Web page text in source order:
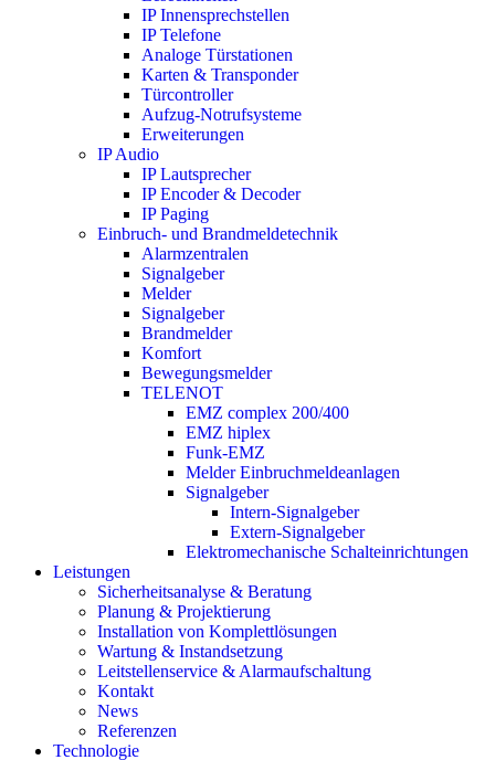
IP Innensprechstellen
IP Telefone
Analoge Türstationen
Karten & Transponder
Türcontroller
Aufzug-Notrufsysteme
Erweiterungen
IP Audio
IP Lautsprecher
IP Encoder & Decoder
IP Paging
Einbruch- und Brandmeldetechnik
Alarmzentralen
Signalgeber
Melder
Signalgeber
Brandmelder
Komfort
Bewegungsmelder
TELENOT
EMZ complex 200/400
EMZ hiplex
Funk-EMZ
Melder Einbruchmeldeanlagen
Signalgeber
Intern-Signalgeber
Extern-Signalgeber
Elektromechanische Schalteinrichtungen
Leistungen
Sicherheitsanalyse & Beratung
Planung & Projektierung​
Installation von Komplettlösungen
Wartung & Instandsetzung
Leitstellenservice & Alarmaufschaltung
Kontakt
News
Referenzen
Technologie